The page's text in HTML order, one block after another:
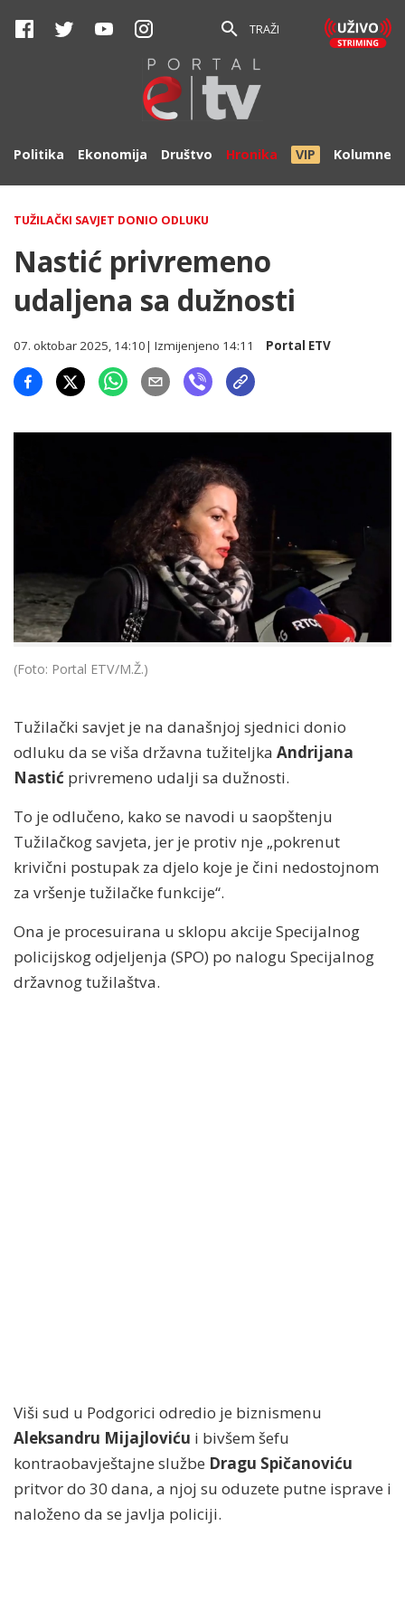
TRAŽI
Politika Ekonomija Društvo Hronika VIP Kolumne
TUŽILAČKI SAVJET DONIO ODLUKU
Nastić privremeno
udaljena sa dužnosti
07. oktobar 2025, 14:10| Izmijenjeno 14:11 Portal ETV
(Foto: Portal ETV/M.Ž.)
Tužilački savjet je na današnjoj sjednici donio
odluku da se viša državna tužiteljka Andrijana
Nastić privremeno udalji sa dužnosti.
To je odlučeno, kako se navodi u saopštenju
Tužilačkog savjeta, jer je protiv nje „pokrenut
krivični postupak za djelo koje je čini nedostojnom
za vršenje tužilačke funkcije“.
Ona je procesuirana u sklopu akcije Specijalnog
policijskog odjeljenja (SPO) po nalogu Specijalnog
državnog tužilaštva.
Viši sud u Podgorici odredio je biznismenu
Aleksandru Mijajloviću i bivšem šefu
kontraobavještajne službe Dragu Spičanoviću
pritvor do 30 dana, a njoj su oduzete putne isprave i
naloženo da se javlja policiji.